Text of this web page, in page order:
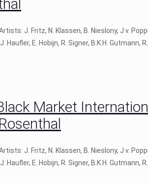
J. Fritz, N. Klassen, B. Nieslony, J v.
E. Hobijn, R. Signer, B.K.H. Gutmann,
Market
J. Fritz, N. Klassen, B. Nieslony, J v.
E. Hobijn, R. Signer, B.K.H. Gutmann,